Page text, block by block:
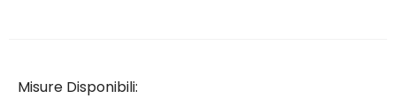
Misure Disponibili: